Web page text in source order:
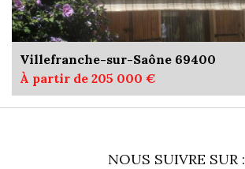
Villefranche-sur-Saône 69400
À partir de 205 000 €
NOUS SUIVRE SUR :